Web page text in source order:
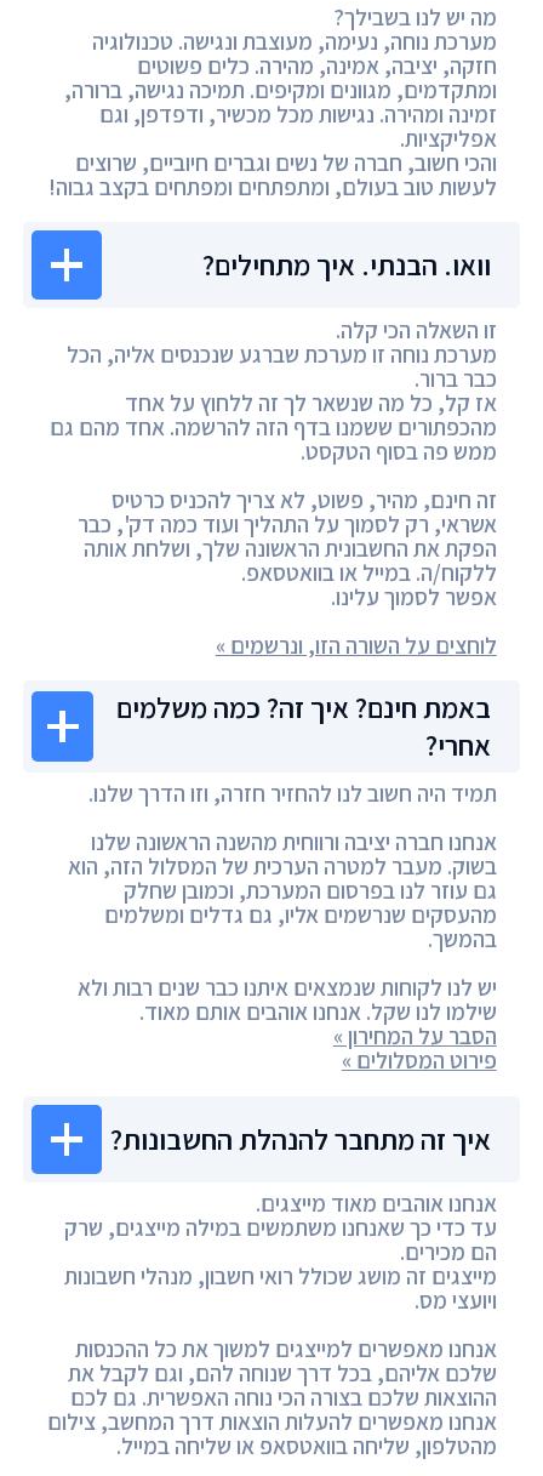
מה יש לנו בשבילך?
מערכת נוחה, נעימה, מעוצבת ונגישה. טכנולוגיה
חזקה, יציבה, אמינה, מהירה. כלים פשוטים
ומתקדמים, מגוונים ומקיפים. תמיכה נגישה, ברורה,
זמינה ומהירה. נגישות מכל מכשיר, ודפדפן, וגם
אפליקציות.
והכי חשוב, חברה של נשים וגברים חיוביים, שרוצים
לעשות טוב בעולם, ומתפתחים ומפתחים בקצב גבוה!
וואו. הבנתי. איך מתחילים?
זו השאלה הכי קלה.
מערכת נוחה זו מערכת שברגע שנכנסים אליה, הכל
כבר ברור.
אז קל, כל מה שנשאר לך זה ללחוץ על אחד
מהכפתורים ששמנו בדף הזה להרשמה. אחד מהם גם
ממש פה בסוף הטקסט.
זה חינם, מהיר, פשוט, לא צריך להכניס כרטיס
אשראי, רק לסמוך על התהליך ועוד כמה דק', כבר
הפקת את החשבונית הראשונה שלך, ושלחת אותה
ללקוח/ה. במייל או בוואטסאפ.
אפשר לסמוך עלינו.
לוחצים על השורה הזו, ונרשמים »
באמת חינם? איך זה? כמה משלמים
אחרי?
תמיד היה חשוב לנו להחזיר חזרה, וזו הדרך שלנו.
אנחנו חברה יציבה ורווחית מהשנה הראשונה שלנו
בשוק. מעבר למטרה הערכית של המסלול הזה, הוא
גם עוזר לנו בפרסום המערכת, וכמובן שחלק
מהעסקים שנרשמים אליו, גם גדלים ומשלמים
בהמשך.
יש לנו לקוחות שנמצאים איתנו כבר שנים רבות ולא
שילמו לנו שקל. אנחנו אוהבים אותם מאוד.
הסבר על המחירון »
פירוט המסלולים »
איך זה מתחבר להנהלת החשבונות?
אנחנו אוהבים מאוד מייצגים.
עד כדי כך שאנחנו משתמשים במילה מייצגים, שרק
הם מכירים.
מייצגים זה מושג שכולל רואי חשבון, מנהלי חשבונות
ויועצי מס.
אנחנו מאפשרים למייצגים למשוך את כל ההכנסות
שלכם אליהם, בכל דרך שנוחה להם, וגם לקבל את
ההוצאות שלכם בצורה הכי נוחה האפשרית. גם לכם
אנחנו מאפשרים להעלות הוצאות דרך המחשב, צילום
מהטלפון, שליחה בוואטסאפ או שליחה במייל.